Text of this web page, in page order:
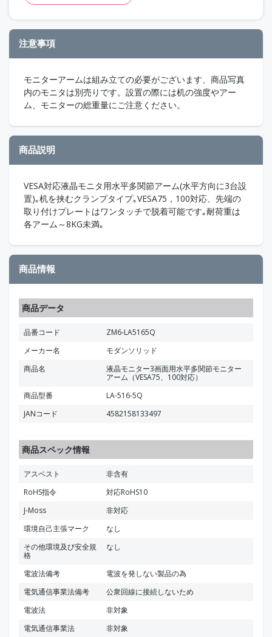
注意事項
モニターアームは組み立ての必要がございます、商品写真
内のモニタは別売りです。設置の際には机の強度やアー
ム、モニターの総重量にご注意ください。
商品説明
VESA対応液晶モニタ用水平多関節アーム(水平方向に3台設
置)｡机を挟むクランプタイプ｡VESA75，100対応、先端の
取り付けプレートはワンタッチで脱着可能です｡耐荷重は
各アーム～8KG未満｡
商品情報
商品データ
品番コード
ZM6-LA5165Q
メーカー名
モダンソリッド
商品名
液晶モニター3画面用水平多関節モニター
アーム（VESA75、100対応）
商品型番
LA-516-5Q
JANコード
4582158133497
商品スペック情報
アスベスト
非含有
RoHS指令
対応RoHS10
J-Moss
非対応
環境自己主張マーク
なし
その他環境及び安全規
格
なし
電波法備考
電波を発しない製品の為
電気通信事業法備考
公衆回線に接続しないため
電波法
非対象
電気通信事業法
非対象